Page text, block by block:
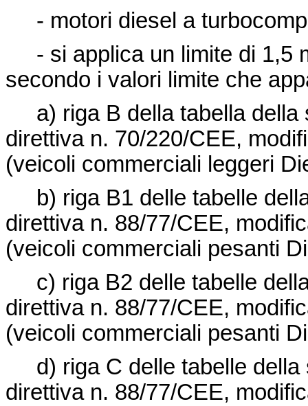
- motori diesel a
- si applica un limite di 1,5
secondo i valori limite che
a) riga B della tabella della
direttiva n. 70/220/CEE,
(veicoli commerciali leggeri
b) riga B1 delle tabelle
direttiva n. 88/77/CEE,
(veicoli commerciali pesanti
c) riga B2 delle tabelle
direttiva n. 88/77/CEE,
(veicoli commerciali pesanti
d) riga C delle tabelle della
direttiva n. 88/77/CEE,